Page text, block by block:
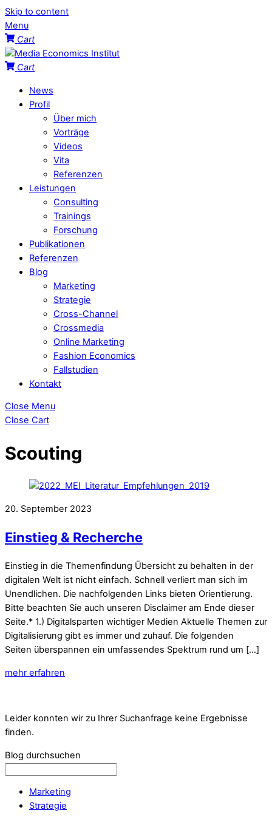
Skip to content
Menu
Cart
Cart
News
Profil
Über mich
Vorträge
Videos
Vita
Referenzen
Leistungen
Consulting
Trainings
Forschung
Publikationen
Referenzen
Blog
Marketing
Strategie
Cross-Channel
Crossmedia
Online Marketing
Fashion Economics
Fallstudien
Kontakt
Close Menu
Close Cart
Scouting
20. September 2023
Einstieg & Recherche
Einstieg in die Themenfindung Übersicht zu behalten in der
digitalen Welt ist nicht einfach. Schnell verliert man sich im
Unendlichen. Die nachfolgenden Links bieten Orientierung.
Bitte beachten Sie auch unseren Disclaimer am Ende dieser
Seite.* 1.) Digitalsparten wichtiger Medien Aktuelle Themen zur
Digitalisierung gibt es immer und zuhauf. Die folgenden
Seiten überspannen ein umfassendes Spektrum rund um […]
mehr erfahren
Leider konnten wir zu Ihrer Suchanfrage keine Ergebnisse
finden.
Blog durchsuchen
Marketing
Strategie